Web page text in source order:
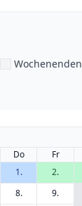
Wochenenden
Do Fr
1.
2.
8. 9.